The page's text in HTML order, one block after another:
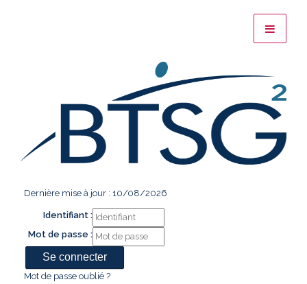
Dernière mise à jour : 10/08/2026
Identifiant :
Mot de passe :
Mot de passe oublié ?